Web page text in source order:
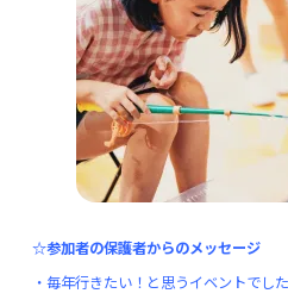
☆参加者の保護者からのメッセージ
・毎年行きたい！と思うイベントでした